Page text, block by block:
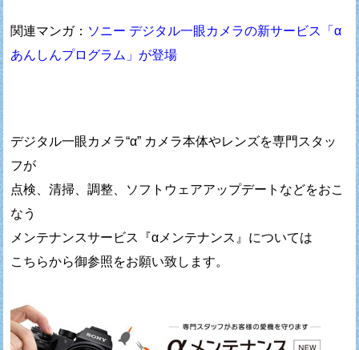
関連マンガ： ソニー デジタル一眼カメラの新サービス「α
あんしんプログラム」が登場
デジタル一眼カメラ“α” カメラ本体やレンズを専門スタッ
フが
点検、清掃、調整、ソフトウェアアップデートなどをおこ
なう
メンテナンスサービス『αメンテナンス』については
こちらから御参照をお願い致します。